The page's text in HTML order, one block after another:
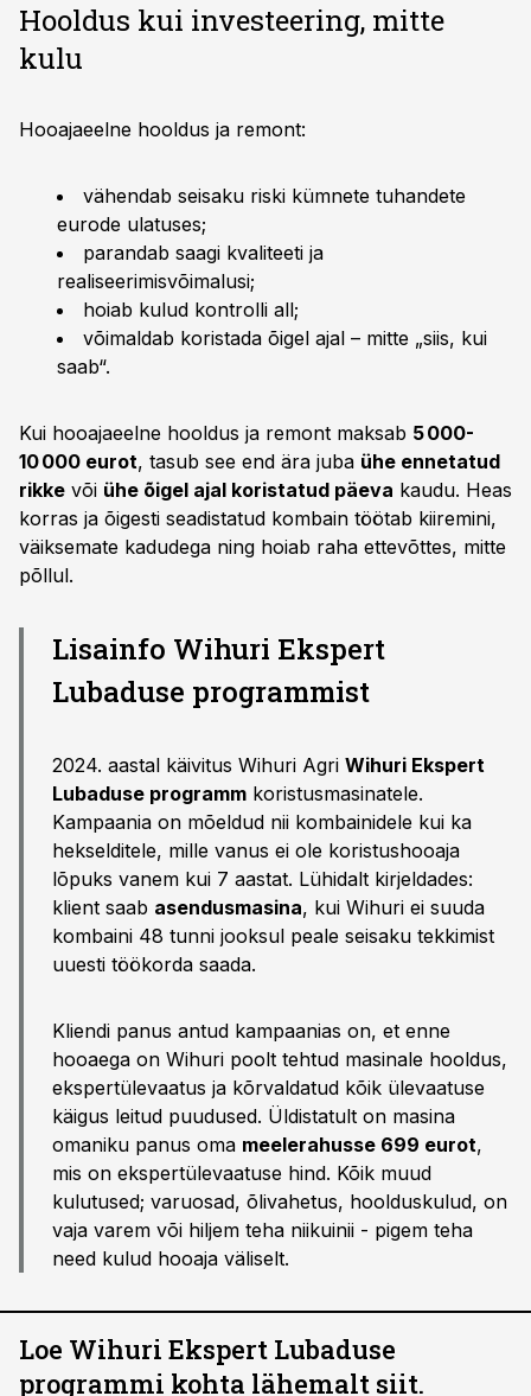
Hooldus kui investeering, mitte
kulu
Hooajaeelne hooldus ja remont:
vähendab seisaku riski kümnete tuhandete
eurode ulatuses;
parandab saagi kvaliteeti ja
realiseerimisvõimalusi;
hoiab kulud kontrolli all;
võimaldab koristada õigel ajal – mitte „siis, kui
saab“.
Kui hooajaeelne hooldus ja remont maksab 5 000-
10 000 eurot, tasub see end ära juba ühe ennetatud
rikke või ühe õigel ajal koristatud päeva kaudu. Heas
korras ja õigesti seadistatud kombain töötab kiiremini,
väiksemate kadudega ning hoiab raha ettevõttes, mitte
põllul.
Lisainfo Wihuri Ekspert
Lubaduse programmist
2024. aastal käivitus Wihuri Agri Wihuri Ekspert
Lubaduse programm koristusmasinatele.
Kampaania on mõeldud nii kombainidele kui ka
hekselditele, mille vanus ei ole koristushooaja
lõpuks vanem kui 7 aastat. Lühidalt kirjeldades:
klient saab asendusmasina, kui Wihuri ei suuda
kombaini 48 tunni jooksul peale seisaku tekkimist
uuesti töökorda saada.
Kliendi panus antud kampaanias on, et enne
hooaega on Wihuri poolt tehtud masinale hooldus,
ekspertülevaatus ja kõrvaldatud kõik ülevaatuse
käigus leitud puudused. Üldistatult on masina
omaniku panus oma meelerahusse 699 eurot,
mis on ekspertülevaatuse hind. Kõik muud
kulutused; varuosad, õlivahetus, hoolduskulud, on
vaja varem või hiljem teha niikuinii - pigem teha
need kulud hooaja väliselt.
Loe Wihuri Ekspert Lubaduse
programmi kohta lähemalt siit.